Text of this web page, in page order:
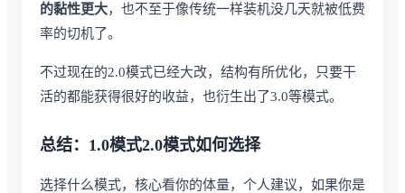
的黏性更大，也不至于像传统一样装机没几天就被低费
率的切机了。
不过现在的2.0模式已经大改，结构有所优化，只要干
活的都能获得很好的收益，也衍生出了3.0等模式。
总结：1.0模式2.0模式如何选择
选择什么模式，核心看你的体量，个人建议，如果你是